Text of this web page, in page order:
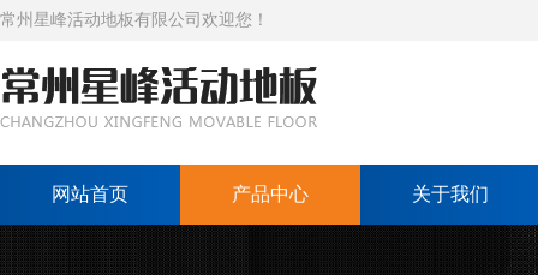
常州星峰活动地板有限公司欢迎您！
网站首页 产品中心 关于我们